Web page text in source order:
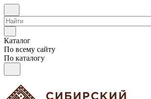
Каталог
По всему сайту
По каталогу